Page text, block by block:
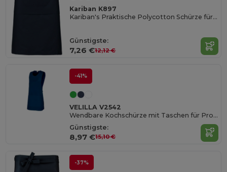
Kariban K897
Kariban's Praktische Polycotton Schürze für Herren
Günstigste:
7,26 €12,12 €
-41%
VELILLA V2542
Wendbare Kochschürze mit Taschen für Profis
Günstigste:
8,97 €15,10 €
-37%